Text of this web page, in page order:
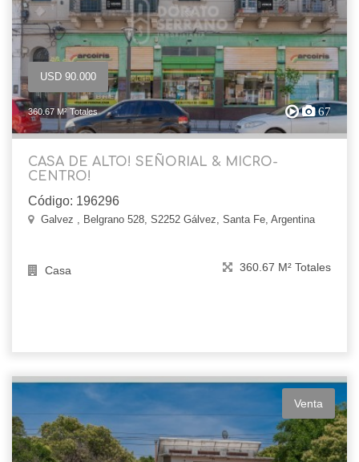
USD 90.000
360.67 M² Totales 67
CASA DE ALTO! SEÑORIAL & MICRO-
CENTRO!
Código: 196296
Galvez , Belgrano 528, S2252 Gálvez, Santa Fe, Argentina
Casa 360.67 M² Totales
Venta